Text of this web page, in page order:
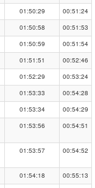
01:50:29
00:51:24
01:50:58
00:51:53
01:50:59
00:51:54
01:51:51
00:52:46
01:52:29
00:53:24
01:53:33
00:54:28
01:53:34
00:54:29
01:53:56 00:54:51
01:53:57 00:54:52
01:54:18
00:55:13